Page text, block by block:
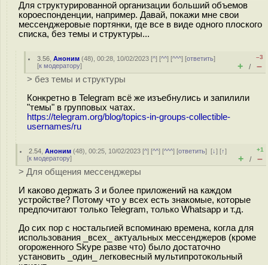
Для структурированной организации больший объемов
короеспонденции, например. Давай, покажи мне свои
мессенджеровые портянки, где все в виде одного плоского
списка, без темы и структуры...
3.56 ,Аноним (48), 00:28, 10/02/2023 [^] [^^] [^^^] [ответить]
[к модератору]
–3
+ / –
> без темы и структуры
Конкретно в Telegram всё же изъебнулись и запилили
"темы" в групповых чатах.
https://telegram.org/blog/topics-in-groups-collectible-
usernames/ru
2.54 ,Аноним (48), 00:25, 10/02/2023 [^] [^^] [^^^] [ответить][↓] [↑]
[к модератору]
+1
+ / –
> Для общения мессенджеры
И каково держать 3 и более приложений на каждом
устройстве? Потому что у всех есть знакомые, которые
предпочитают только Telegram, только Whatsapp и т.д.
До сих пор с ностальгией вспоминаю времена, когла для
использования _всех_ актуальных мессенджеров (кроме
огороженного Skype разве что) было достаточно
установить _один_ легковесный мультипротокольный